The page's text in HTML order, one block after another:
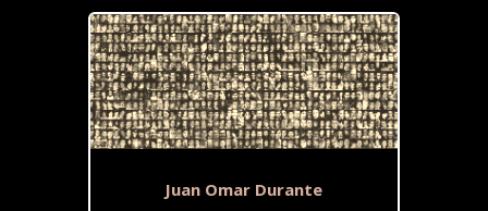
Juan Omar Durante